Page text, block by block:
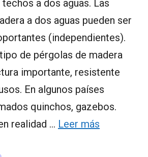
a dos aguas. Las
a dos aguas pueden ser
(independientes).
de pérgolas de madera
importante, resistente
En algunos países
quinchos, gazebos.
realidad … Leer más